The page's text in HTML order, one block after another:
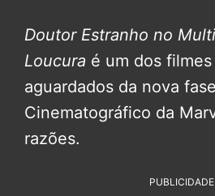
Doutor Estranho no
Loucura é um dos filmes
aguardados da nova
Cinematográfico da
razões.
PUBLICIDADE